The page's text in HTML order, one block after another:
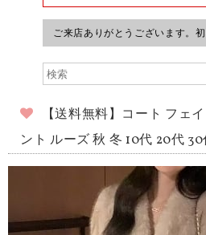
ご来店ありがとうございます。
【送料無料】コート フェ
ント ルーズ 秋 冬 10代 20代